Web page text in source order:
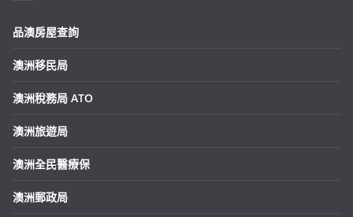
品澳房屋查詢
澳洲移民局
澳洲稅務局 ATO
澳洲旅遊局
澳洲全民醫療保
澳洲郵政局